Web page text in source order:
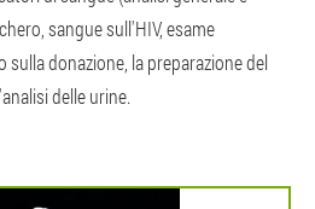
sangue sull'HIV, esame
donazione, la preparazione del
delle urine.